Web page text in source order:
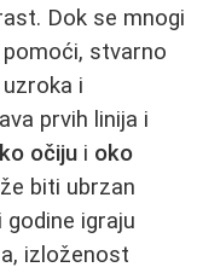
Dok se mnogi
stvarno
i
prvih linija i
očiju i oko
biti ubrzan
igraju
izloženost